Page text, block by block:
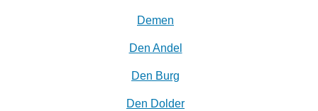
Demen
Den Andel
Den Burg
Den Dolder